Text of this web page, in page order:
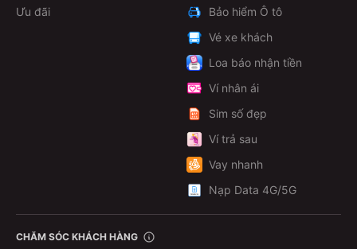
Ưu đãi
Bảo hiểm Ô tô
Vé xe khách
Loa báo nhận tiền
Ví nhân ái
Sim số đẹp
Ví trả sau
Vay nhanh
Nạp Data 4G/5G
CHĂM SÓC KHÁCH HÀNG